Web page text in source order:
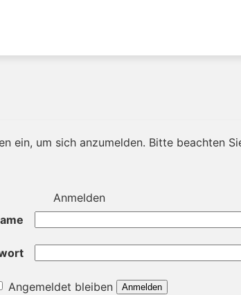
ein, um sich anzumelden. Bitte beachten
Anmelden
Angemeldet bleiben Anmelden